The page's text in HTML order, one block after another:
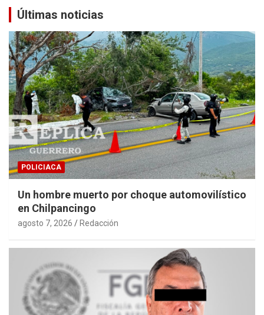
Últimas noticias
POLICIACA
Un hombre muerto por choque automovilístico
en Chilpancingo
agosto 7, 2026 Redacción